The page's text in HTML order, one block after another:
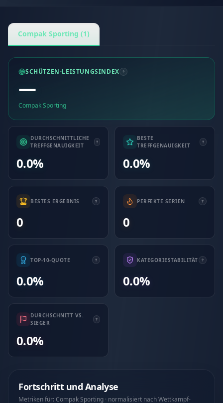
Compak Sporting (1)
SCHÜTZEN-LEISTUNGSINDEX
—
Compak Sporting
DURCHSCHNITTLICHE
TREFFGENAUIGKEIT
0.0%
BESTE
TREFFGENAUIGKEIT
0.0%
BESTES ERGEBNIS
0
PERFEKTE SERIEN
0
TOP-10-QUOTE
0.0%
KATEGORIESTABILITÄT
0.0%
DURCHSCHNITT VS.
SIEGER
0.0%
Fortschritt und Analyse
Metriken für: Compak Sporting · normalisiert nach Wettkampf-